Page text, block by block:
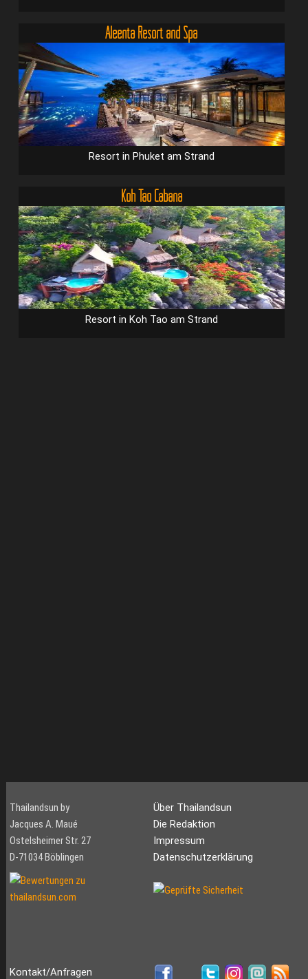
Aleenta Resort and Spa
Resort in Phuket am Strand
Koh Tao Cabana
Resort in Koh Tao am Strand
Thailandsun by
Jacques A. Maué
Ostelsheimer Str. 27
D-71034 Böblingen
Über Thailandsun
Die Redaktion
Impressum
Datenschutzerklärung
Kontakt/Anfragen